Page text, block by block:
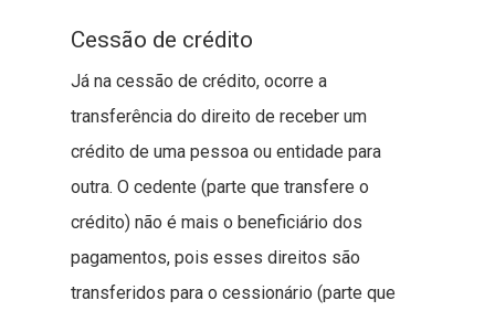
Cessão de crédito
Já na cessão de crédito, ocorre a
transferência do direito de receber um
crédito de uma pessoa ou entidade para
outra. O cedente (parte que transfere o
crédito) não é mais o beneficiário dos
pagamentos, pois esses direitos são
transferidos para o cessionário (parte que